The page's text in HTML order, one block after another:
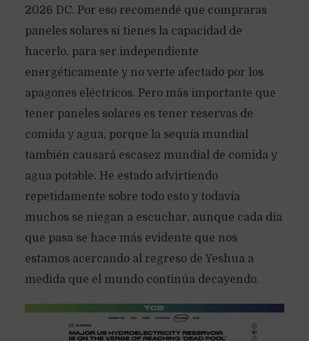
2026 DC. Por eso recomendé que compraras
paneles solares si tienes la capacidad de
hacerlo, para ser independiente
energéticamente y no verte afectado por los
apagones eléctricos. Pero más importante que
tener paneles solares es tener reservas de
comida y agua, porque la sequía mundial
también causará escasez mundial de comida y
agua potable. He estado advirtiendo
repetidamente sobre todo esto y todavía
muchos se niegan a escuchar, aunque cada día
que pasa se hace más evidente que nos
estamos acercando al regreso de Yeshua a
medida que el mundo continúa decayendo.